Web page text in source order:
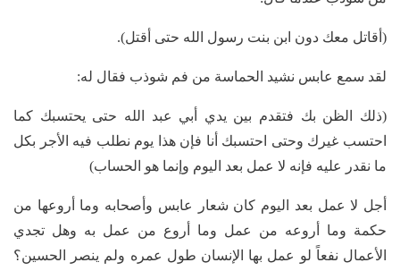
(أقاتل معك دون ابن بنت رسول الله حتى أقتل).
لقد سمع عابس نشيد الحماسة من فم شوذب فقال له:
(ذلك الظن بك فتقدم بين يدي أبي عبد الله حتى يحتسبك كما
احتسب غيرك وحتى احتسبك أنا فإن هذا يوم نطلب فيه الأجر بكل
ما نقدر عليه فإنه لا عمل بعد اليوم وإنما هو الحساب)
أجل لا عمل بعد اليوم كان شعار عابس وأصحابه وما أروعها من
حكمة وما أروعه من عمل وما أروع من عمل به وهل تجدي
الأعمال نفعاً لو عمل بها الإنسان طول عمره ولم ينصر الحسين؟